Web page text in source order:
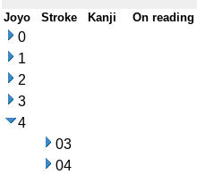
Joyo Stroke Kanji On reading
0
1
2
3
4
03
04